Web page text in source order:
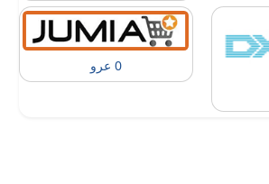
0 عرو